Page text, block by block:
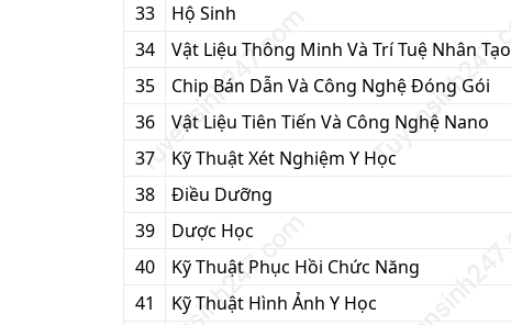
33
Hộ Sinh
34
Vật Liệu Thông Minh Và Trí Tuệ Nhân Tạo
35
Chip Bán Dẫn Và Công Nghệ Đóng Gói
36
Vật Liệu Tiên Tiến Và Công Nghệ Nano
37
Kỹ Thuật Xét Nghiệm Y Học
38
Điều Dưỡng
39
Dược Học
40
Kỹ Thuật Phục Hồi Chức Năng
41
Kỹ Thuật Hình Ảnh Y Học